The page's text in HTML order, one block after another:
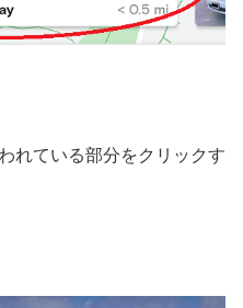
れている部分をクリックす